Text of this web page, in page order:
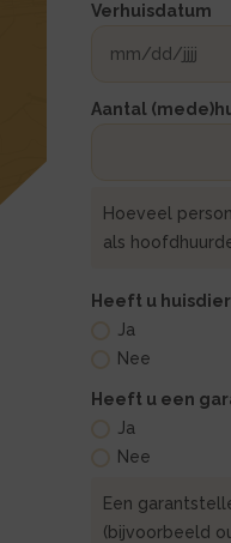
Verhuisdatum
Aantal
Hoeveel
als
Heeft u
Ja
Nee
Heeft u een
Ja
Nee
Een
(bijvoorbeeld